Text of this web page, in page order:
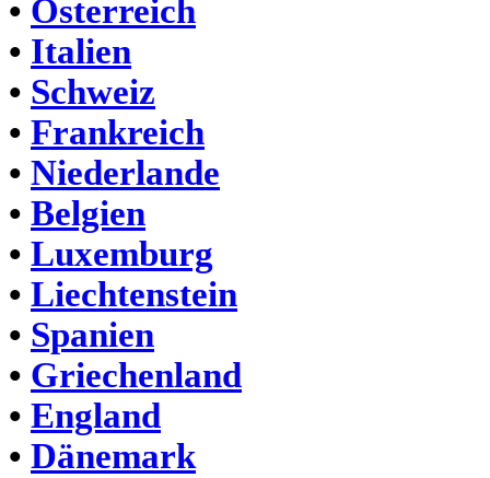
• Österreich
• Italien
• Schweiz
• Frankreich
• Niederlande
• Belgien
• Luxemburg
• Liechtenstein
• Spanien
• Griechenland
• England
• Dänemark